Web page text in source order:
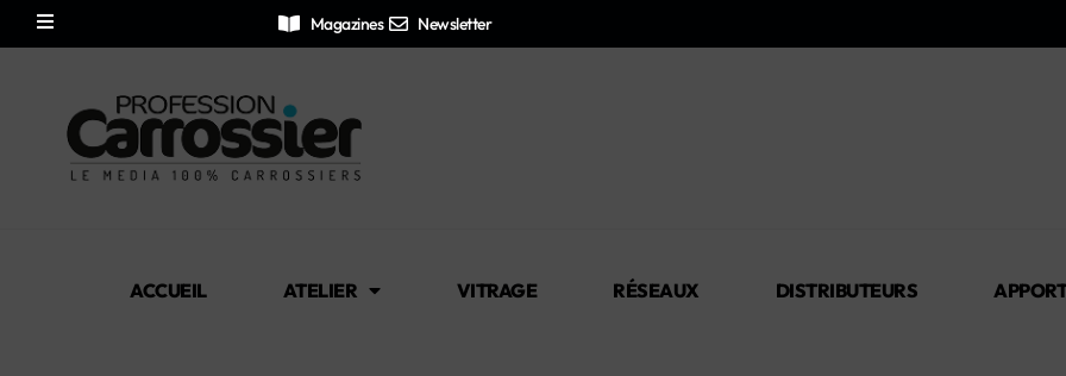
Magazines Newsletter
ACCUEIL ATELIER VITRAGE RÉSEAUX DISTRIBUTEURS